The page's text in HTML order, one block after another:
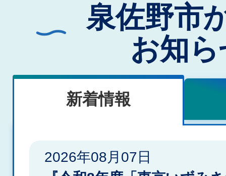
泉佐野市
お知
新着情報
2026年08月07日